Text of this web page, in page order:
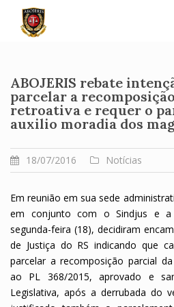
content
ABOJERIS rebate
parcelar a
retroativa e requer o
auxilio moradia dos
18/07/2016 Notícias
Em reunião em sua sede
em conjunto com o Sindjus e a
segunda-feira (18), decidiram
de Justiça do RS indicando que
parcelar a recomposição parcial
ao PL 368/2015, aprovado e
Legislativa, após a derrubada do